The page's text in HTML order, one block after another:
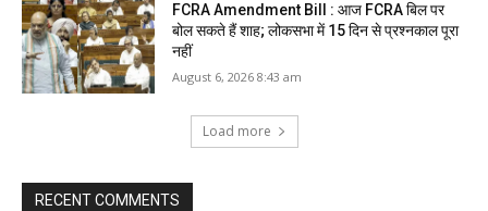
FCRA Amendment Bill : आज FCRA बिल पर
बोल सकते हैं शाह; लोकसभा में 15 दिन से प्रश्नकाल पूरा
नहीं
August 6, 2026 8:43 am
Load more
RECENT COMMENTS